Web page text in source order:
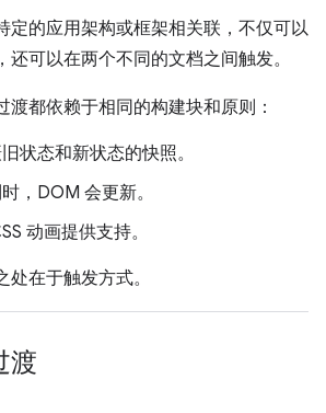
定的应用架构或框架相关联，不仅可以
可以在两个不同的文档之间触发。
渡都依赖于相同的构建块和原则：
状态和新状态的快照。
，DOM 会更新。
动画提供支持。
在于触发方式。
渡